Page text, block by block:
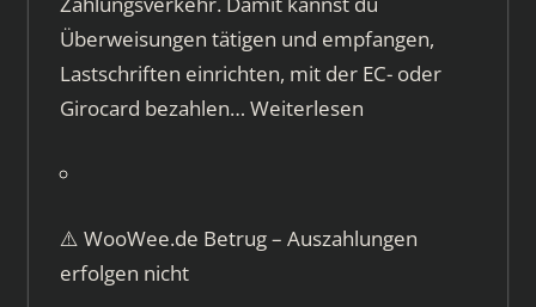
Überweisungen tätigen und empfangen,
Lastschriften einrichten, mit der EC- oder
Girocard bezahlen… Weiterlesen
⚠️ WooWee.de Betrug – Auszahlungen
erfolgen nicht